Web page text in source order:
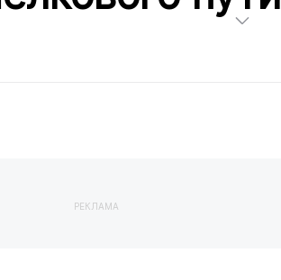
РЕКЛАМА